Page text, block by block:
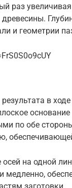
раз
и геометрии
в
по обе
на одной
медленно,